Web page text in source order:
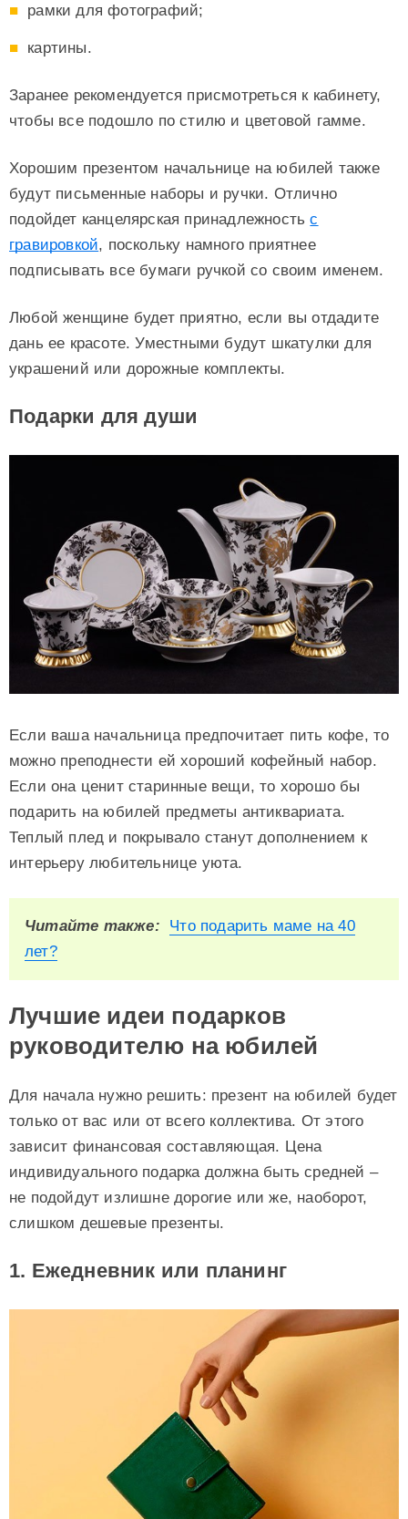
рамки для фотографий;
картины.
Заранее рекомендуется присмотреться к кабинету,
чтобы все подошло по стилю и цветовой гамме.
Хорошим презентом начальнице на юбилей также
будут письменные наборы и ручки. Отлично
подойдет канцелярская принадлежностьс
гравировкой, поскольку намного приятнее
подписывать все бумаги ручкой со своим именем.
Любой женщине будет приятно, если вы отдадите
дань ее красоте. Уместными будут шкатулки для
украшений или дорожные комплекты.
Подарки для души
Если ваша начальница предпочитает пить кофе, то
можно преподнести ей хороший кофейный набор.
Если она ценит старинные вещи, то хорошо бы
подарить на юбилей предметы антиквариата.
Теплый плед и покрывало станут дополнением к
интерьеру любительнице уюта.
Читайте также:
Что подарить маме на 40
лет?
Лучшие идеи подарков
руководителю на юбилей
Для начала нужно решить: презент на юбилей будет
только от вас или от всего коллектива. От этого
зависит финансовая составляющая. Цена
индивидуального подарка должна быть средней –
не подойдут излишне дорогие или же, наоборот,
слишком дешевые презенты.
1. Ежедневник или планинг